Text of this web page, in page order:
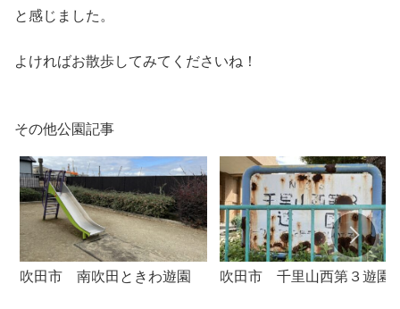
と感じました。
よければお散歩してみてくださいね！
その他公園記事
吹田市 南吹田ときわ遊園 吹田市 千里山西第３遊園